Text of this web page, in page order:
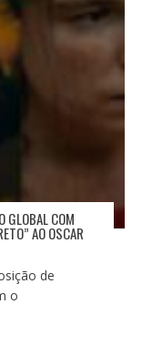
GLOBAL COM
AO OSCAR
de
o